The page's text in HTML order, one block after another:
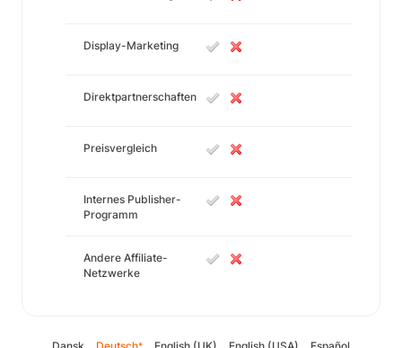
Display-Marketing
Direktpartnerschaften
Preisvergleich
Internes Publisher-
Programm
Andere Affiliate-
Netzwerke
*